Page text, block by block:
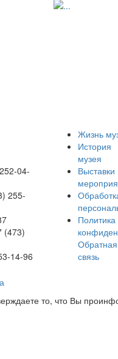
04-
255-
(473)
14-96
Жизнь
История
музея
Выставки
Политика
Обратная
связь
то, что Вы